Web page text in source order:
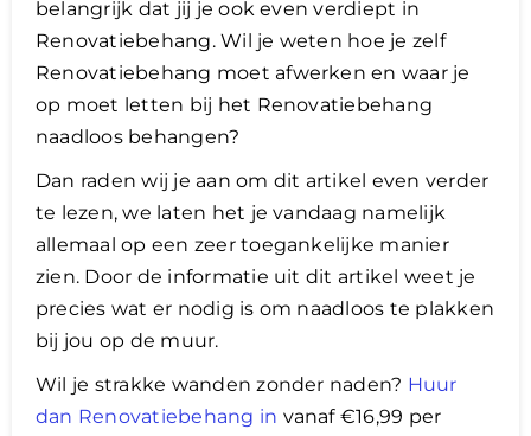
belangrijk dat jij je ook even verdiept in
Renovatiebehang. Wil je weten hoe je zelf
Renovatiebehang moet afwerken en waar je
op moet letten bij het Renovatiebehang
naadloos behangen?
​Dan raden wij je aan om dit artikel even verder
te lezen, we laten het je vandaag namelijk
allemaal op een zeer toegankelijke manier
zien. Door de informatie uit dit artikel weet je
precies wat er nodig is om naadloos te plakken
bij jou op de muur.
Wil je strakke wanden zonder naden? Huur
dan Renovatiebehang in vanaf €16,99 per